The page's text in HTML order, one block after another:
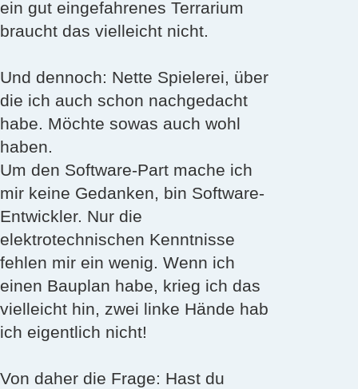
ein gut eingefahrenes Terrarium
braucht das vielleicht nicht.
Und dennoch: Nette Spielerei, über
die ich auch schon nachgedacht
habe. Möchte sowas auch wohl
haben.
Um den Software-Part mache ich
mir keine Gedanken, bin Software-
Entwickler. Nur die
elektrotechnischen Kenntnisse
fehlen mir ein wenig. Wenn ich
einen Bauplan habe, krieg ich das
vielleicht hin, zwei linke Hände hab
ich eigentlich nicht!
Von daher die Frage: Hast du